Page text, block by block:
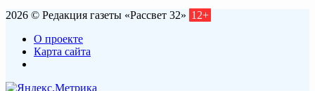
2026 © Редакция газеты «Рассвет 32» 12+
О проекте
Карта сайта